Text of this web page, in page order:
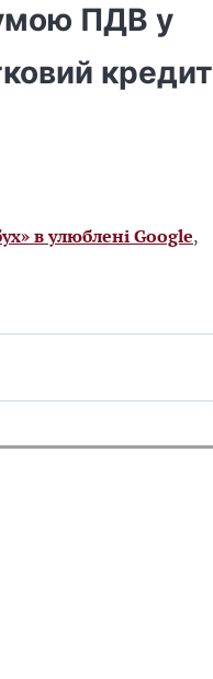
ПДВ у
кредит
в улюблені Google,